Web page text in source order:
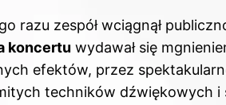
razu zespół wciągnął
koncertu wydawał się
efektów, przez
techników dźwiękowych